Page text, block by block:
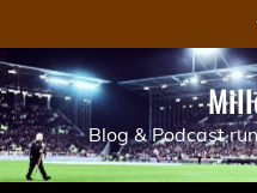
to
content
Blog & Podcast